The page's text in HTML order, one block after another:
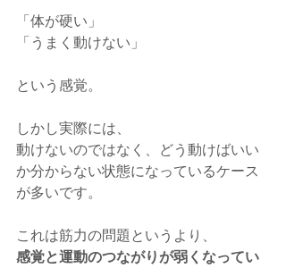
「体が硬い」
「うまく動けない」
という感覚。
しかし実際には、
動けないのではなく、どう動けばいい
か分からない状態になっているケース
が多いです。
これは筋力の問題というより、
感覚と運動のつながりが弱くなってい